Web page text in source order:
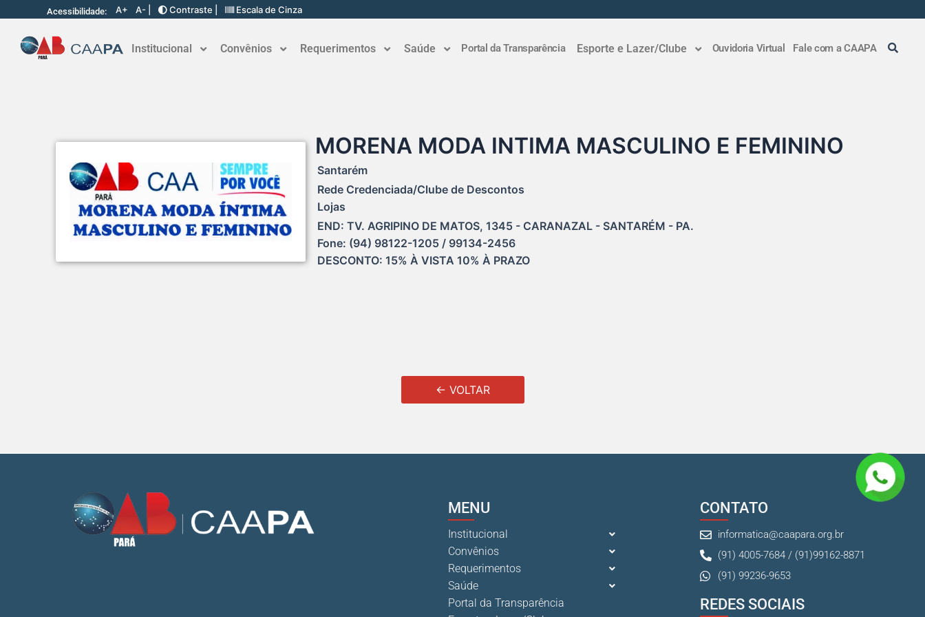
Acessibilidade: A+ A- | Contraste | Escala de Cinza
Institucional Convênios Requerimentos Saúde Portal da Transparência Esporte e Lazer/Clube Ouvidoria Virtual Fale com a CAAPA
MORENA MODA INTIMA MASCULINO E FEMININO
Santarém
Rede Credenciada/Clube de Descontos
Lojas
END: TV. AGRIPINO DE MATOS, 1345 - CARANAZAL - SANTARÉM - PA.
Fone: (94) 98122-1205 / 99134-2456
DESCONTO: 15% À VISTA 10% À PRAZO
← VOLTAR
MENU
Institucional
Convênios
Requerimentos
Saúde
Portal da Transparência
CONTATO
informatica@caapara.org.br
(91) 4005-7684 / (91)99162-8871
(91) 99236-9653
REDES SOCIAIS